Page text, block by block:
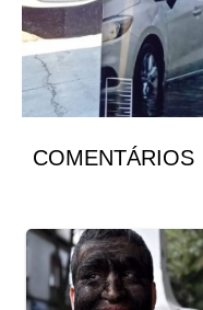
COMENTÁRIOS